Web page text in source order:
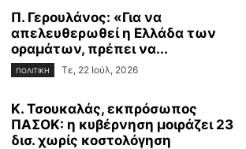
Π. Γερουλάνος: «Για να
απελευθερωθεί η Ελλάδα των
οραμάτων, πρέπει να...
ΠΟΛΙΤΙΚΗ Τε, 22 Ιούλ, 2026
Κ. Τσουκαλάς, εκπρόσωπος
ΠΑΣΟΚ: η κυβέρνηση μοιράζει 23
δισ. χωρίς κοστολόγηση